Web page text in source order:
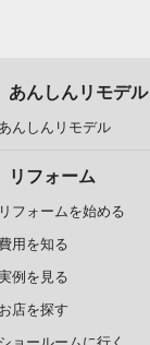
あんしんリモデル
んしんリモデル
リフォーム
リフォームを始める
費用を知る
例を見る
お店を探す